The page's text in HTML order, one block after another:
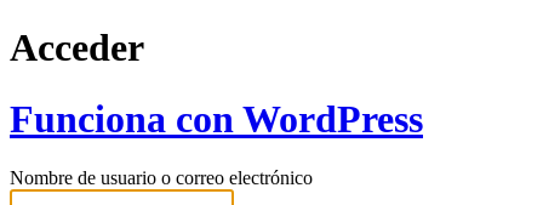
Acceder
Funciona con WordPress
Nombre de usuario o correo electrónico